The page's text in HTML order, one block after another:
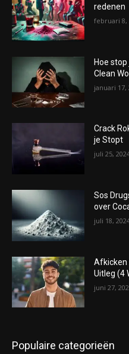
redenen
februari 8,
Hoe
Clean
januari 17,
Crack
je Stopt
juli 25,
Sos
over
juli 18,
Afkicken
Uitleg (4
juni 27,
Populaire categorieën